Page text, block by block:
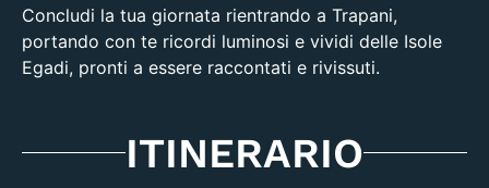
Concludi la tua giornata rientrando a Trapani,
portando con te ricordi luminosi e vividi delle Isole
Egadi, pronti a essere raccontati e rivissuti.
ITINERARIO